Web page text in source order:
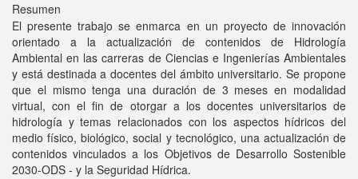
Resumen
El presente trabajo se enmarca en un proyecto de innovación
orientado a la actualización de contenidos de Hidrología
Ambiental en las carreras de Ciencias e Ingenierías Ambientales
y está destinada a docentes del ámbito universitario. Se propone
que el mismo tenga una duración de 3 meses en modalidad
virtual, con el fin de otorgar a los docentes universitarios de
hidrología y temas relacionados con los aspectos hídricos del
medio físico, biológico, social y tecnológico, una actualización de
contenidos vinculados a los Objetivos de Desarrollo Sostenible
2030-ODS - y la Seguridad Hídrica.